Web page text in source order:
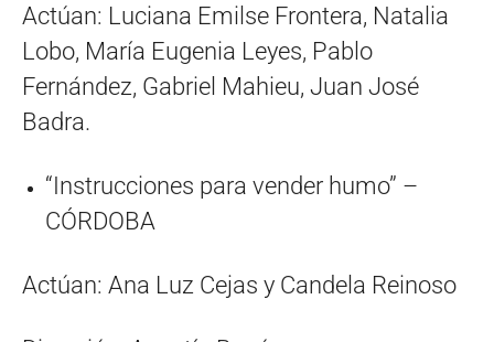
Actúan: Luciana Emilse Frontera, Natalia
Lobo, María Eugenia Leyes, Pablo
Fernández, Gabriel Mahieu, Juan José
Badra.
“Instrucciones para vender humo” –
CÓRDOBA
Actúan: Ana Luz Cejas y Candela Reinoso